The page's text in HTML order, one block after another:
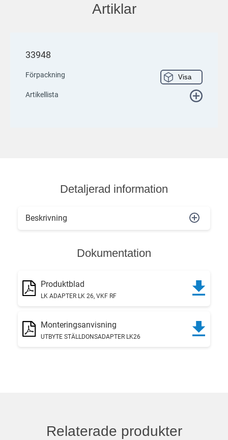
Artiklar
33948
Förpackning Visa
Artikellista
Detaljerad information
Beskrivning
Dokumentation
Produktblad
LK ADAPTER LK 26, VKF RF
Monteringsanvisning
UTBYTE STÄLLDONSADAPTER LK26
Relaterade produkter